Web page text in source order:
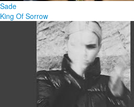
Sade
King Of Sorrow